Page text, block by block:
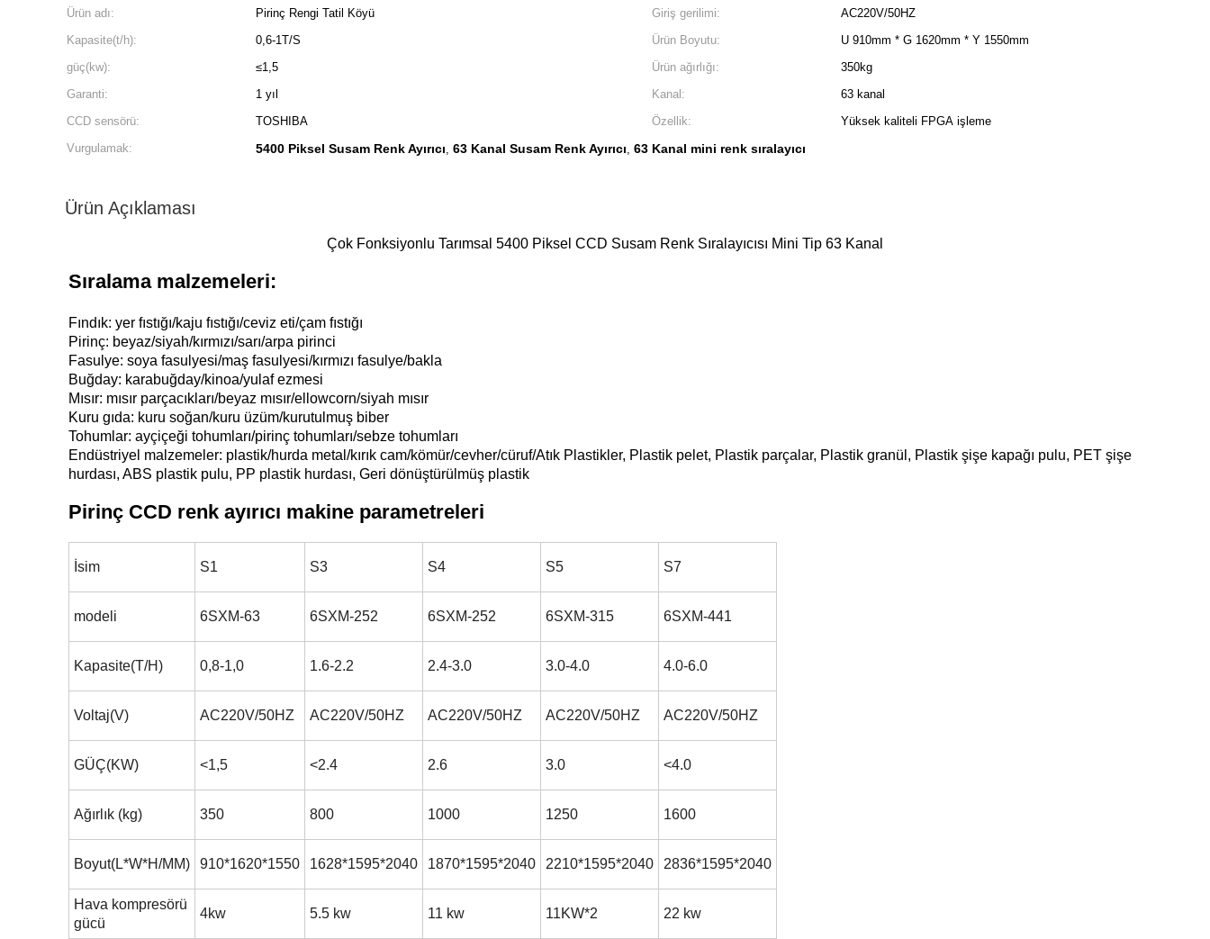
Ürün adı: Pirinç Rengi Tatil Köyü Giriş gerilimi:
AC220V/50HZ
Kapasite(t/h):
0,6-1T/S Ürün Boyutu:
U 910mm * G 1620mm * Y 1550mm
güç(kw):
≤1,5 Ürün ağırlığı:
350kg
Garanti:
1 yıl Kanal:
63 kanal
CCD sensörü:
TOSHIBA Özellik:
Yüksek kaliteli FPGA işleme
Vurgulamak:
5400 Piksel Susam Renk Ayırıcı, 63 Kanal Susam Renk Ayırıcı, 63 Kanal mini renk sıralayıcı
Ürün Açıklaması
Çok Fonksiyonlu Tarımsal 5400 Piksel CCD Susam Renk Sıralayıcısı Mini Tip 63 Kanal
Sıralama malzemeleri:
Fındık: yer fıstığı/kaju fıstığı/ceviz eti/çam fıstığı
Pirinç: beyaz/siyah/kırmızı/sarı/arpa pirinci
Fasulye: soya fasulyesi/maş fasulyesi/kırmızı fasulye/bakla
Buğday: karabuğday/kinoa/yulaf ezmesi
Mısır: mısır parçacıkları/beyaz mısır/ellowcorn/siyah mısır
Kuru gıda: kuru soğan/kuru üzüm/kurutulmuş biber
Tohumlar: ayçiçeği tohumları/pirinç tohumları/sebze tohumları
Endüstriyel malzemeler: plastik/hurda metal/kırık cam/kömür/cevher/cüruf/Atık Plastikler, Plastik pelet, Plastik parçalar, Plastik granül, Plastik şişe kapağı pulu, PET şişe
hurdası, ABS plastik pulu, PP plastik hurdası, Geri dönüştürülmüş plastik
Pirinç CCD renk ayırıcı makine parametreleri
İsim S1 S3 S4 S5 S7
modeli 6SXM-63 6SXM-252 6SXM-252 6SXM-315 6SXM-441
Kapasite(T/H) 0,8-1,0 1.6-2.2 2.4-3.0 3.0-4.0 4.0-6.0
Voltaj(V) AC220V/50HZ AC220V/50HZ AC220V/50HZ AC220V/50HZ AC220V/50HZ
GÜÇ(KW) <1,5 <2.4 2.6 3.0 <4.0
Ağırlık (kg) 350 800 1000 1250 1600
Boyut(L*W*H/MM) 910*1620*1550 1628*1595*2040 1870*1595*2040 2210*1595*2040 2836*1595*2040
Hava kompresörü
gücü
4kw 5.5 kw 11 kw 11KW*2 22 kw